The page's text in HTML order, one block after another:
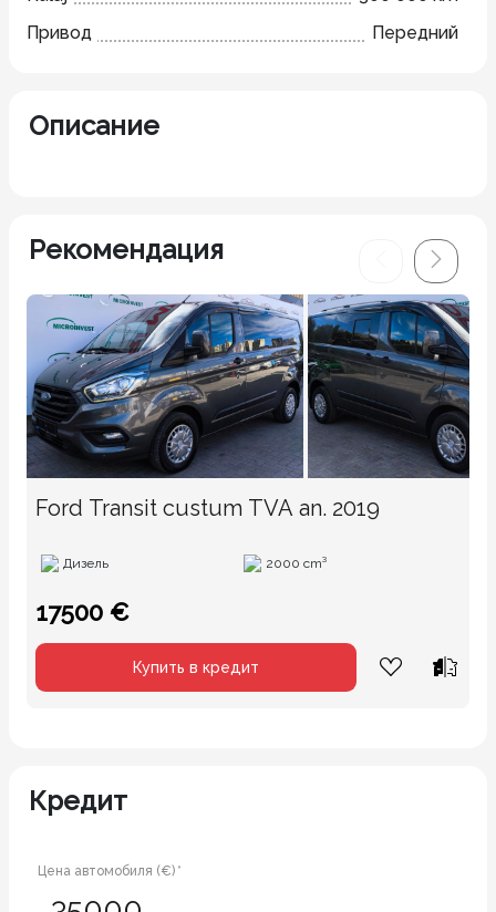
Привод
Передний
Описание
Рекомендация
Ford Transit custum TVA an. 2019
Дизель 2000 cm³
17500 €
Купить в кредит
Кредит
Цена автомобиля (€) *